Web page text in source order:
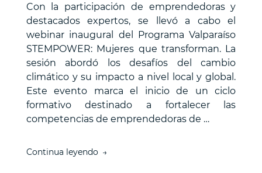
Con la participación de emprendedoras y
destacados expertos, se llevó a cabo el
webinar inaugural del Programa Valparaíso
STEMPOWER: Mujeres que transforman. La
sesión abordó los desafíos del cambio
climático y su impacto a nivel local y global.
Este evento marca el inicio de un ciclo
formativo destinado a fortalecer las
competencias de emprendedoras de …
Continua leyendo“USM